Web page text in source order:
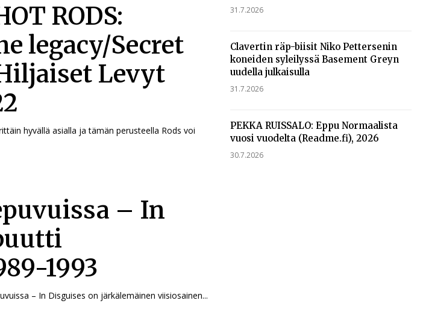
RODS:
legacy/Secret
Levyt
hyvällä asialla ja tämän perusteella Rods voi
– In
1993
Mustelma Valepuvuissa – In Disguises on järkälemäinen viisiosainen...
31.7.2026
Clavertin räp-biisit Niko Pettersenin
koneiden syleilyssä Basement Greyn
uudella julkaisulla
31.7.2026
PEKKA RUISSALO: Eppu Normaalista
vuosi vuodelta (Readme.fi), 2026
30.7.2026